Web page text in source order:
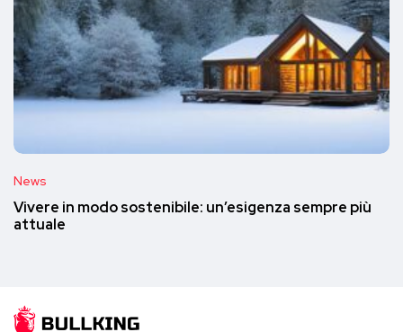
News
Vivere in modo sostenibile: un’esigenza sempre più
attuale